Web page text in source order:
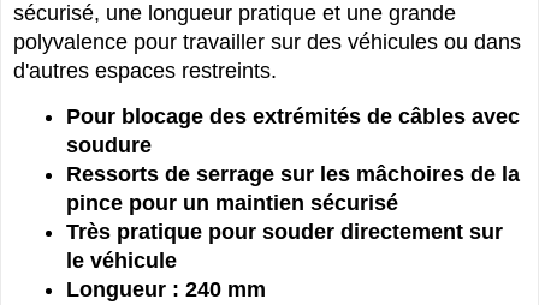
sécurisé, une longueur pratique et une grande
polyvalence pour travailler sur des véhicules ou dans
d'autres espaces restreints.
Pour blocage des extrémités de câbles avec
soudure
Ressorts de serrage sur les mâchoires de la
pince pour un maintien sécurisé
Très pratique pour souder directement sur
le véhicule
Longueur : 240 mm